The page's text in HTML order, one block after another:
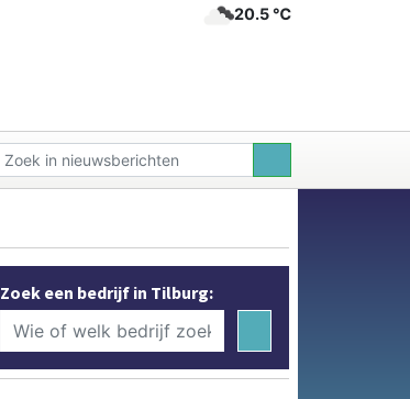
20.5 ℃
Zoek een bedrijf in Tilburg: